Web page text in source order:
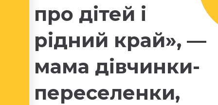
про дітей і
рідний край», —
мама дівчинки-
переселенки,